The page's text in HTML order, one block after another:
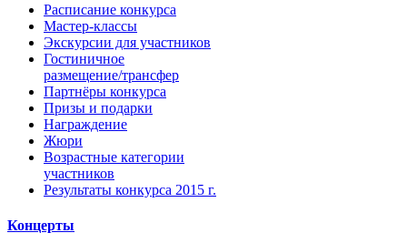
Расписание конкурса
Мастер-классы
Экскурсии для участников
Гостиничное
размещение/трансфер
Партнёры конкурса
Призы и подарки
Награждение
Жюри
Возрастные категории
участников
Результаты конкурса 2015 г.
Концерты